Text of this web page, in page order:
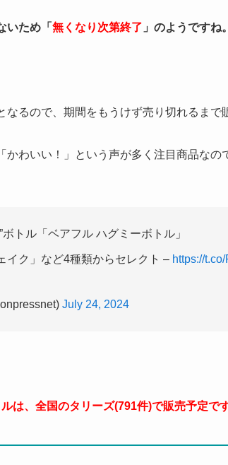
いため「 無くなり次第終了 」のようですね。
なるので、期間をもうけず売り切れるまで
わいい！」という声が多く注目商品なの
トル「ベアフル ハグミーボトル」
イク」など4種類からセレクト – https://
July 24, 2024
は、全国のタリーズ(791件)で販売予定で